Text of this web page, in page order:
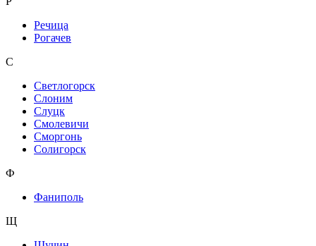
Речица
Рогачев
С
Светлогорск
Слоним
Слуцк
Смолевичи
Сморгонь
Солигорск
Ф
Фаниполь
Щ